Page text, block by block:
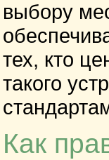
выбору
тех, кто
такого
Как